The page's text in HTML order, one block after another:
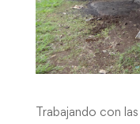
Trabajando con